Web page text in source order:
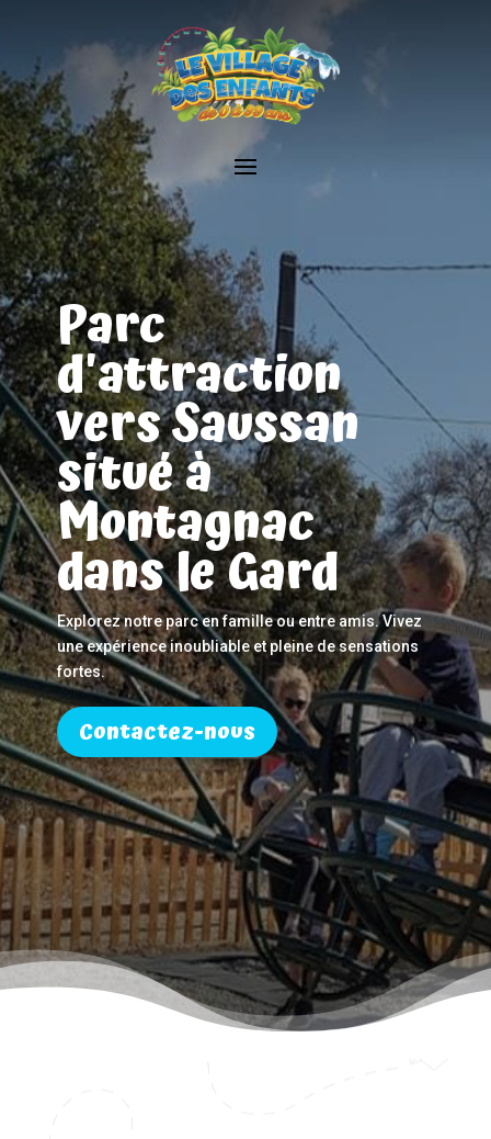
Parc
d'attraction
vers Saussan
situé à
Montagnac
dans le Gard
Explorez notre parc en famille ou entre amis. Vivez
une expérience inoubliable et pleine de sensations
fortes.
Contactez-nous